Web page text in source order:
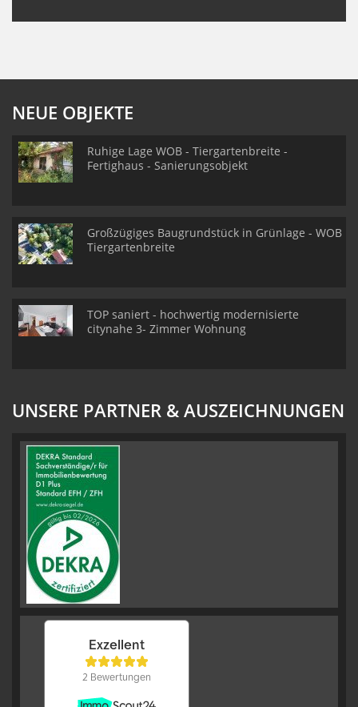
NEUE OBJEKTE
Ruhige Lage WOB - Tiergartenbreite -
Fertighaus - Sanierungsobjekt
Großzügiges Baugrundstück in Grünlage - WOB
Tiergartenbreite
TOP saniert - hochwertig modernisierte
citynahe 3- Zimmer Wohnung
UNSERE PARTNER & AUSZEICHNUNGEN